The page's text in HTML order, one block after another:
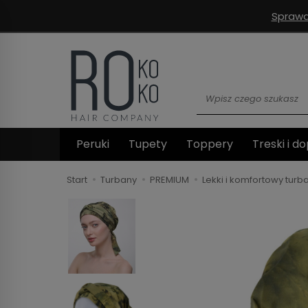
Peruki Tupety Toppery Treski i
Start Turbany PREMIUM Lekki i komfortowy